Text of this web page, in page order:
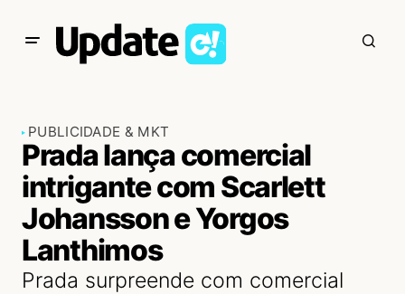
PUBLICIDADE & MKT
Prada lança comercial
intrigante com Scarlett
Johansson e Yorgos
Lanthimos
Prada surpreende com comercial